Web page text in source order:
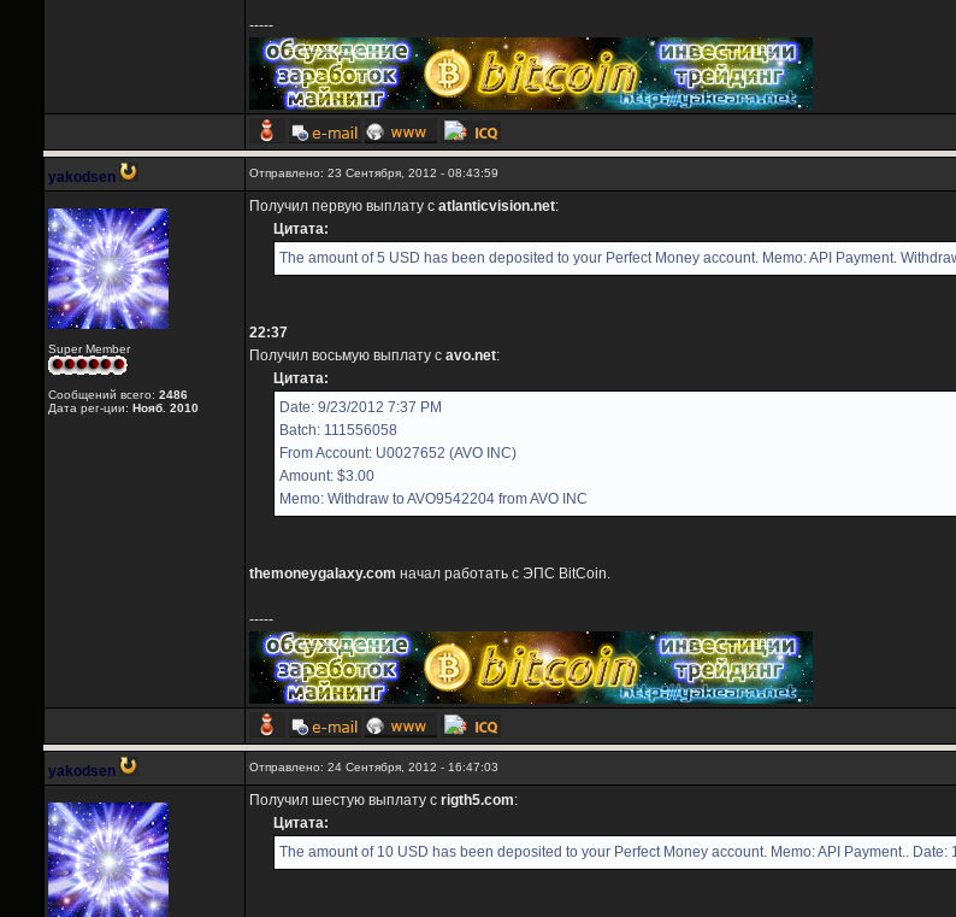
-----
yakodsen Отправлено: 23 Сентября, 2012 - 08:43:59
Super Member
Сообщений всего: 2486
Дата рег-ции: Нояб. 2010
Получил первую выплату с atlanticvision.net:
Цитата:
The amount of 5 USD has been deposited to your Perfect Money account. Memo: API Payment.
22:37
Получил восьмую выплату с avo.net:
Цитата:
Date: 9/23/2012 7:37 PM
Batch: 111556058
From Account: U0027652 (AVO INC)
Amount: $3.00
Memo: Withdraw to AVO9542204 from AVO INC
themoneygalaxy.com начал работать с ЭПС BitCoin.
-----
yakodsen Отправлено: 24 Сентября, 2012 - 16:47:03
Получил шестую выплату с rigth5.com:
Цитата:
The amount of 10 USD has been deposited to your Perfect Money account. Memo: API Payment..